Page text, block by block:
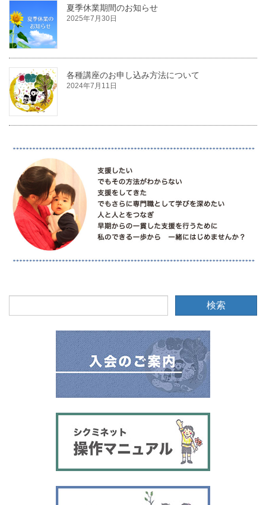
夏季休業期間のお知らせ
2025年7月30日
各種講座のお申し込み方法について
2024年7月11日